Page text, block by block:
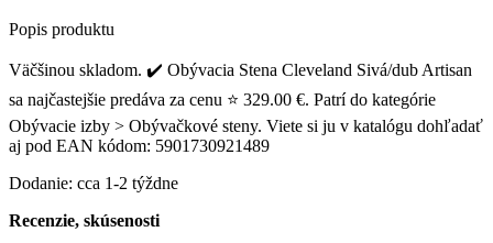
Popis produktu
Väčšinou skladom. ✔️ Obývacia Stena Cleveland Sivá/dub Artisan
sa najčastejšie predáva za cenu ⭐ 329.00 €. Patrí do kategórie
Obývacie izby > Obývačkové steny. Viete si ju v katalógu dohľadať
aj pod EAN kódom: 5901730921489
Dodanie: cca 1-2 týždne
Recenzie, skúsenosti